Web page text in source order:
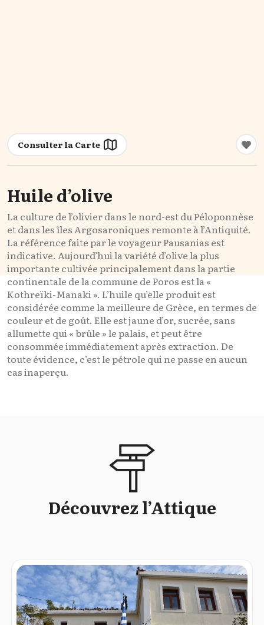
Consulter la Carte
Huile d’olive
La culture de l’olivier dans le nord-est du Péloponnèse
et dans les îles Argosaroniquesremonte à l’Antiquité.
La référence faite par le voyageur Pausanias est
indicative. Aujourd’hui la variété d’olive la plus
importante cultivée principalement dans la partie
continentale de la commune de Poros est la «
Kothreïki-Manaki ». L’huile qu’elle produit est
considérée comme la meilleure de Grèce, en termes de
couleur et de goût. Elle est jaune d’or, sucrée, sans
allumette qui « brûle » le palais, et peut être
consommée immédiatement après extraction. De
toute évidence, c’est le pétrole qui ne passe en aucun
cas inaperçu.
Découvrez l’Attique